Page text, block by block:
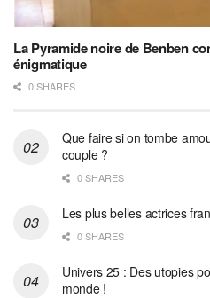
La Pyramide noire de Benben
énigmatique
0 SHARES
Que faire si on tombe
couple ?
0 SHARES
Les plus belles actrices
0 SHARES
Univers 25 : Des utopies
monde !